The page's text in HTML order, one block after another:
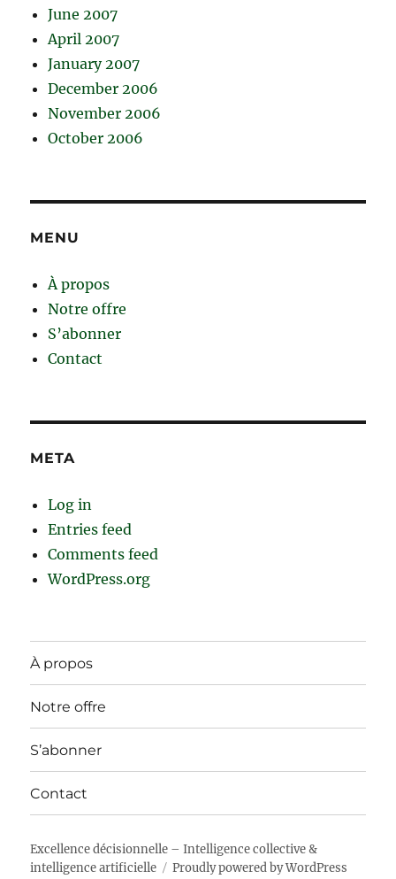
June 2007
April 2007
January 2007
December 2006
November 2006
October 2006
MENU
À propos
Notre offre
S’abonner
Contact
META
Log in
Entries feed
Comments feed
WordPress.org
À propos
Notre offre
S’abonner
Contact
Excellence décisionnelle – Intelligence collective &
intelligence artificielle
Proudly powered by WordPress